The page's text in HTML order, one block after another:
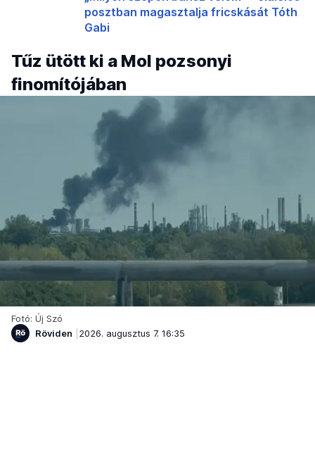
posztban magasztalja fricskását Tóth
Gabi
Tűz ütött ki a Mol pozsonyi
finomítójában
Fotó: Új Szó
Röviden
2026. augusztus 7. 16:35